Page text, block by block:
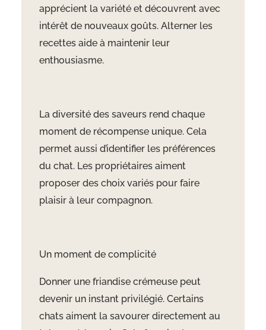
apprécient la variété et découvrent avec
intérêt de nouveaux goûts. Alterner les
recettes aide à maintenir leur
enthousiasme.
La diversité des saveurs rend chaque
moment de récompense unique. Cela
permet aussi d’identifier les préférences
du chat. Les propriétaires aiment
proposer des choix variés pour faire
plaisir à leur compagnon.
Un moment de complicité
Donner une friandise crémeuse peut
devenir un instant privilégié. Certains
chats aiment la savourer directement au